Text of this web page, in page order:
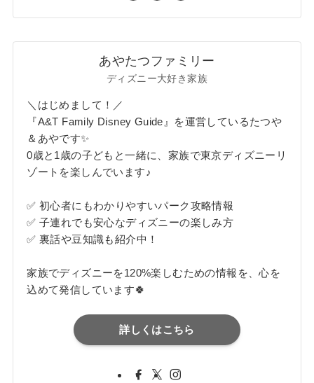
あやたつファミリー
ディズニー大好き家族
＼はじめまして！／
『A&T Family Disney Guide』を運営しているたつや
＆あやです✨
0歳と1歳の子どもと一緒に、家族で東京ディズニーリ
ゾートを楽しんでいます♪
✅ 初心者にもわかりやすいパーク攻略情報
✅ 子連れでも安心なディズニーの楽しみ方
✅ 裏話や豆知識も紹介中！
家族でディズニーを120%楽しむための情報を、心を
込めて発信しています🍀
詳しくはこちら